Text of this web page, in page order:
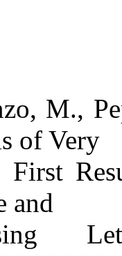
M.,
of Very
First
and